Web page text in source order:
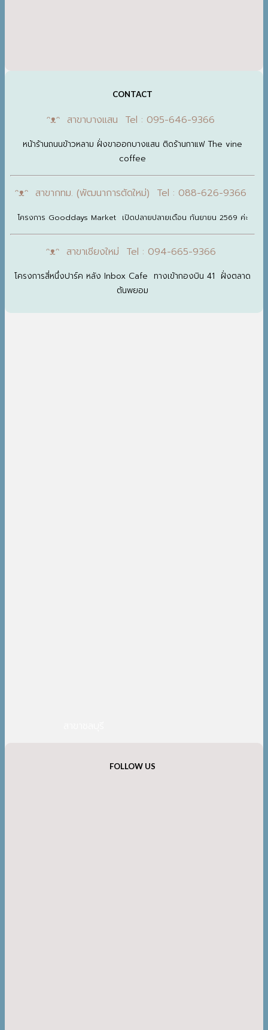
CONTACT
ᵔᴥᵔ สาขาบางแสน Tel : 095-646-9366
หน้าร้านถนนข้าวหลาม ฝั่งขาออกบางแสน ติดร้านกาแฟ The vine
coffee
ᵔᴥᵔ สาขากทม. (พัฒนาการตัดใหม่) Tel : 088-626-9366
โครงการ Gooddays Market เปิดปลายปลายเดือน กันยายน 2569 ค่ะ
ᵔᴥᵔ สาขาเชียงใหม่ Tel : 094-665-9366
โครงการสี่หนึ่งปาร์ค หลัง Inbox Cafe ทางเข้ากองบิน 41 ฝั่งตลาด
ต้นพยอม
FOLLOW US